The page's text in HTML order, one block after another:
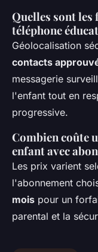
Quelles sont
téléphone
Géolocalisation
contacts
messagerie
l'enfant tout en
progressive.
Combien coûte
enfant avec
Les prix varient
l'abonnement
mois pour un
parental et la